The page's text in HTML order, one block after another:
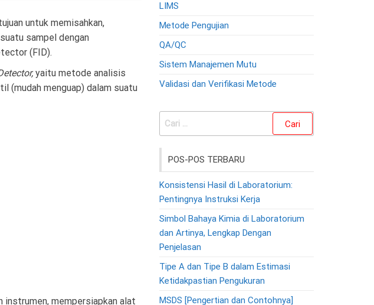
untuk memisahkan,
sampel dengan
(FID).
yaitu metode analisis
(mudah menguap) dalam suatu
instrumen, mempersiapkan alat
LIMS
Metode Pengujian
QA/QC
Sistem Manajemen Mutu
Validasi dan Verifikasi Metode
Cari
POS-POS TERBARU
Konsistensi Hasil di Laboratorium:
Pentingnya Instruksi Kerja
Simbol Bahaya Kimia di Laboratorium
dan Artinya, Lengkap Dengan
Penjelasan
Tipe A dan Tipe B dalam Estimasi
Ketidakpastian Pengukuran
MSDS [Pengertian dan Contohnya]